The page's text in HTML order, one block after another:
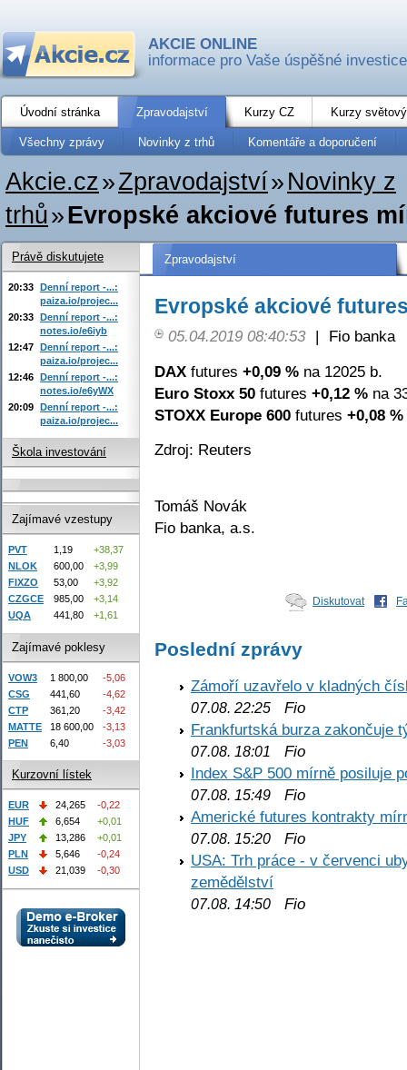
AKCIE ONLINE
informace pro Vaše úspěšné investice
Úvodní stránka Zpravodajství Kurzy CZ Kurzy
Všechny zprávy Novinky z trhů Komentáře a doporučení
Akcie.cz»Zpravodajství» Novinky z
trhů»Evropské akciové futures
Zpravodajství
Evropské akciové
05.04.2019 08:40:53 |
Fio banka
DAX futures +0,09 % na 12025 b.
Euro Stoxx 50 futures +0,12 % na
STOXX Europe 600 futures +0,08 %
Zdroj: Reuters
Tomáš Novák
Fio banka, a.s.
Diskutovat
Poslední zprávy
Zámoří uzavřelo v kladných
07.08. 22:25 Fio
Frankfurtská burza zakončuje
07.08. 18:01
Fio
Index S&P 500 mírně posiluje
07.08. 15:49 Fio
Americké futures kontrakty
07.08. 15:20 Fio
USA: Trh práce - v červenci
zemědělství
07.08. 14:50 Fio
Právě diskutujete
20:33 Denní report -...:
paiza.io/projec...
20:33 Denní report -...:
notes.io/e6iyb
12:47 Denní report -...:
paiza.io/projec...
12:46 Denní report -...:
notes.io/e6yWX
20:09 Denní report -...:
paiza.io/projec...
Škola investování
Zajímavé vzestupy
PVT 1,19
+38,37
NLOK
600,00
+3,99
FIXZO
53,00
+3,92
CZGCE
985,00
+3,14
UQA
441,80 +1,61
Zajímavé poklesy
VOW3 1 800,00
-5,06
CSG
441,60
-4,62
CTP
361,20
-3,42
MATTE
18 600,00
-3,13
PEN
6,40 -3,03
Kurzovní lístek
EUR 24,265
-0,22
HUF
6,654
+0,01
JPY
13,286
+0,01
PLN
5,646
-0,24
USD
21,039 -0,30